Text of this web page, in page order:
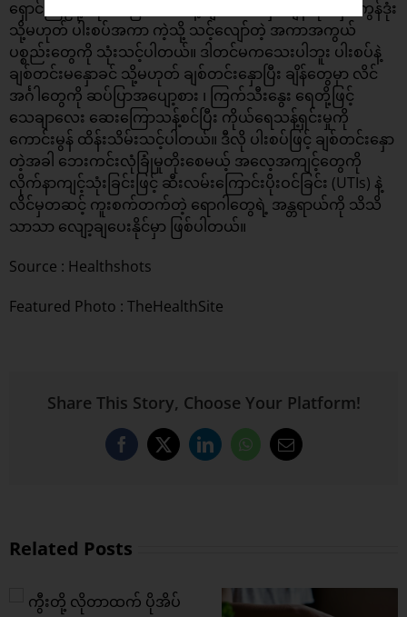
ရှောင်ကြဉ်ဖို့ လိုအပ်ပြီး ပါးစပ်နဲ့ ချစ်တင်းနှော ချိန်တိုင်းမှာ ကွန်ဒုံး
သို့မဟုတ် ပါးစပ်အကာ ကဲ့သို့ သင့်လျော်တဲ့ အကာအကွယ်
ပစ္စည်းတွေကို သုံးသင့်ပါတယ်။ ဒါတင်မကသေးပါဘူး ပါးစပ်နဲ့
ချစ်တင်းမနှောခင် သို့မဟုတ် ချစ်တင်းနှောပြီး ချိန်တွေမှာ လိင်
အင်္ဂါတွေကို ဆပ်ပြာအပျော့စား ၊ ကြက်သီးနွေး ရေတို့ဖြင့်
သေချာလေး ဆေးကြောသန့်စင်ပြီး ကိုယ်ရေသန့်ရှင်းမှုကို
ကောင်းမွန် ထိန်းသိမ်းသင့်ပါတယ်။ ဒီလို ပါးစပ်ဖြင့် ချစ်တင်းနှော
တဲ့အခါ ဘေးကင်းလုံခြုံမှုတိုးစေမယ့် အလေ့အကျင့်တွေကို
လိုက်နာကျင့်သုံးခြင်းဖြင့် ဆီးလမ်းကြောင်းပိုးဝင်ခြင်း (UTIs) နဲ့
လိင်မှတဆင့် ကူးစက်တက်တဲ့ ရောဂါတွေရဲ့ အန္တရာယ်ကို သိသိ
သာသာ လျော့ချပေးနိုင်မှာ ဖြစ်ပါတယ်။
Source : Healthshots
Featured Photo : TheHealthSite
Share This Story, Choose Your Platform!
Facebook
X LinkedInWhatsApp
Email
Related Posts